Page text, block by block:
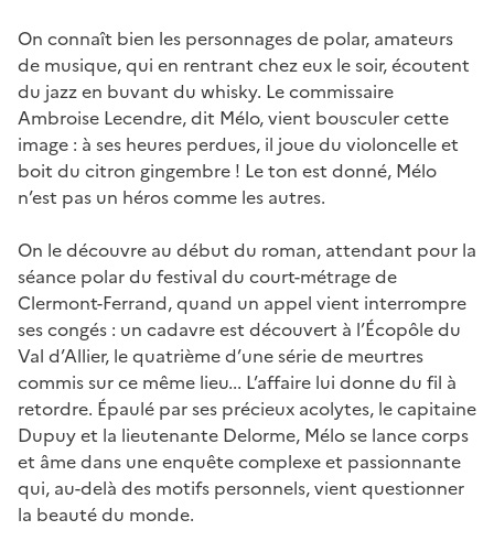
On connaît bien les personnages de polar, amateurs
de musique, qui en rentrant chez eux le soir, écoutent
du jazz en buvant du whisky. Le commissaire
Ambroise Lecendre, dit Mélo, vient bousculer cette
image : à ses heures perdues, il joue du violoncelle et
boit du citron gingembre ! Le ton est donné, Mélo
n’est pas un héros comme les autres.
On le découvre au début du roman, attendant pour la
séance polar du festival du court-métrage de
Clermont-Ferrand, quand un appel vient interrompre
ses congés : un cadavre est découvert à l’Écopôle du
Val d’Allier, le quatrième d’une série de meurtres
commis sur ce même lieu... L’affaire lui donne du fil à
retordre. Épaulé par ses précieux acolytes, le capitaine
Dupuy et la lieutenante Delorme, Mélo se lance corps
et âme dans une enquête complexe et passionnante
qui, au-delà des motifs personnels, vient questionner
la beauté du monde.